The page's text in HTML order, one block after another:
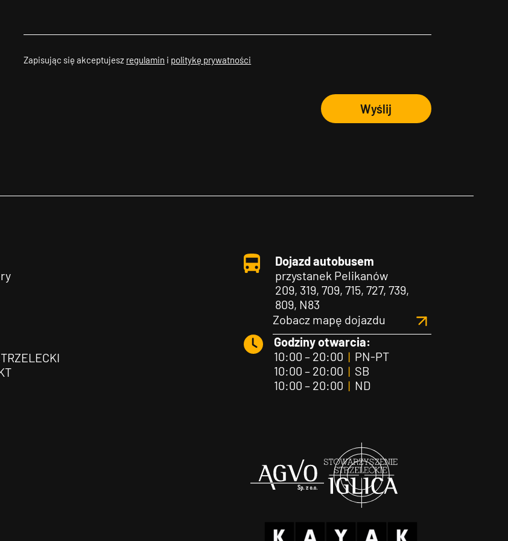
Zapisując się akceptujesz regulamin i politykę prywatności
Wyślij
Dojazd autobusem
przystanek Pelikanów
209, 319, 709, 715, 727, 739,
809, N83
Zobacz mapę dojazdu
Godziny otwarcia:
10:00 – 20:00 |PN-PT
10:00 – 20:00 |SB
10:00 – 20:00 |ND
Agvo Iglica